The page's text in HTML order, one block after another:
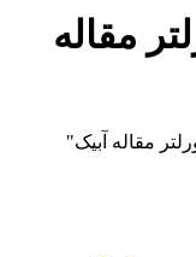
مقاله
مقاله آبیک"